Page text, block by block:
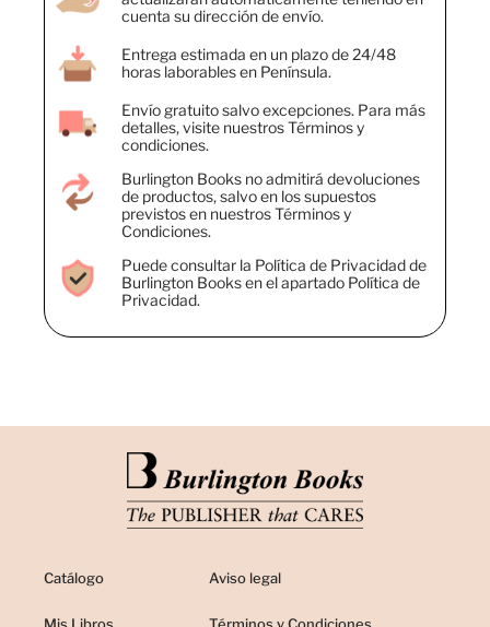
cuenta su dirección de envío.
Entrega estimada en un plazo de 24/48
horas laborables en Península.
Envío gratuito salvo excepciones. Para más
detalles, visite nuestros Términos y
condiciones.
Burlington Books no admitirá devoluciones
de productos, salvo en los supuestos
previstos en nuestros Términos y
Condiciones.
Puede consultar la Política de Privacidad de
Burlington Books en el apartado Política de
Privacidad.
Catálogo Aviso legal